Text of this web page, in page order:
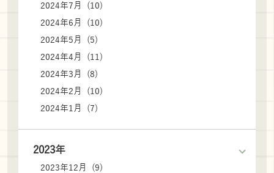
2024年7月 (10)
2024年6月 (10)
2024年5月 (5)
2024年4月 (11)
2024年3月 (8)
2024年2月 (10)
2024年1月 (7)
2023年
2023年12月 (9)